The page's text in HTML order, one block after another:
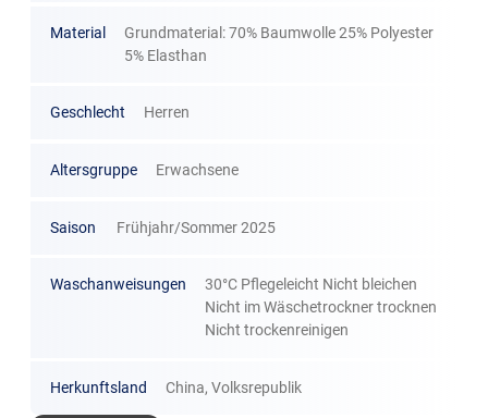
Material
Grundmaterial: 70% Baumwolle 25% Polyester
5% Elasthan
Geschlecht Herren
Altersgruppe Erwachsene
Saison Frühjahr/Sommer 2025
Waschanweisungen
30°C Pflegeleicht Nicht bleichen
Nicht im Wäschetrockner trocknen
Nicht trockenreinigen
Herkunftsland China, Volksrepublik